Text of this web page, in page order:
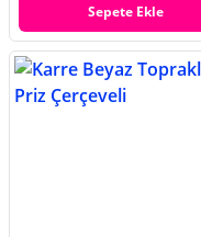
Sepete Ekle